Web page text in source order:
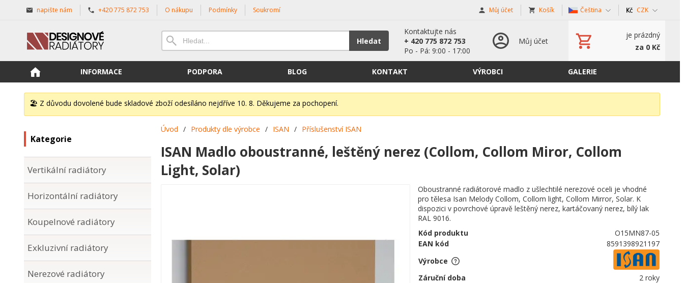
napište nám +420 775 872 753 O nákupu Podmínky Soukromí Můj účet Košík Čeština CZK
Hledat
Kontaktujte nás
+ 420 775 872 753
Po - Pá: 9:00 - 17:00
Můj účet
je prázdný
za 0 Kč
INFORMACE PODPORA BLOG KONTAKT VÝROBCI GALERIE
🏖️ Z důvodu dovolené bude skladové zboží odesíláno nejdříve 10. 8. Děkujeme za pochopení.
Kategorie
Vertikální radiátory
Horizontální radiátory
Koupelnové radiátory
Exkluzivní radiátory
Nerezové radiátory
Úvod / Produkty dle výrobce / ISAN / Příslušenství ISAN
ISAN Madlo oboustranné, leštěný nerez (Collom, Collom Miror, Collom
Light, Solar)
Oboustranné radiátorové madlo z ušlechtilé nerezové oceli je vhodné
pro tělesa Isan Melody Collom, Collom light, Collom Mirror, Solar. K
dispozici v povrchové úpravě leštěný nerez, kartáčovaný nerez, bílý lak
RAL 9016.
Kód produktu
O15MN87-05
EAN kód
8591398921197
Výrobce
Záruční doba
2 roky